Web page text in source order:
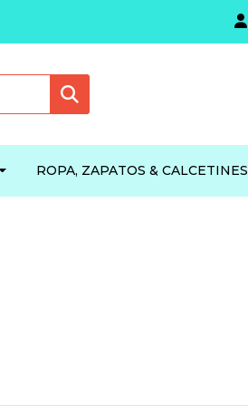
ROPA, ZAPATOS & CALCETINES